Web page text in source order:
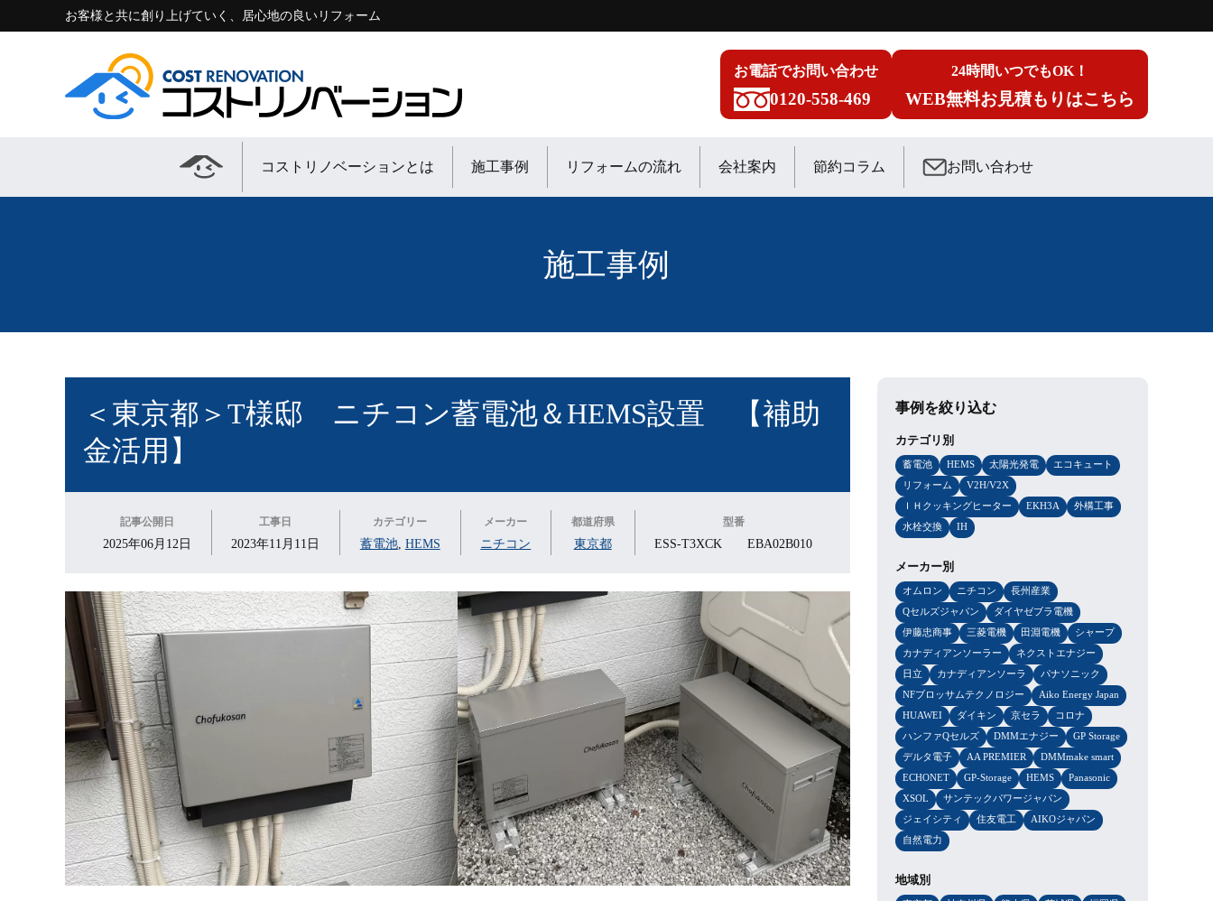
お客様と共に創り上げていく、居心地の良いリフォーム
お電話でお問い合わせ
0120-558-469
24時間いつでもOK！
WEB無料お見積もりはこちら
コストリノベーションとは 施工事例 リフォームの流れ 会社案内 節約コラム お問い合わせ
施工事例
＜東京都＞T様邸 ニチコン蓄電池＆HEMS設置 【補助
金活用】
記事公開日
2025年06月12日
工事日
2023年11月11日
カテゴリー
蓄電池, HEMS
メーカー
ニチコン
都道府県
東京都
型番
ESS-T3XCK EBA02B010
事例を絞り込む
カテゴリ別
蓄電池 HEMS 太陽光発電
エコキュート
リフォーム
V2H/V2X
ＩＨクッキングヒーター
EKH3A
外構工事
水栓交換
IH
メーカー別
オムロン ニチコン
長州産業
Qセルズジャパン
ダイヤゼブラ電機
伊藤忠商事
三菱電機 田淵電機
シャープ
カナディアンソーラー
ネクストエナジー
日立
カナディアンソーラ
パナソニック
NFブロッサムテクノロジー
Aiko Energy Japan
HUAWEI
ダイキン 京セラ
コロナ
ハンファQセルズ
DMMエナジー
GP Storage
デルタ電子
AA PREMIER
DMMmake smart
ECHONET
GP-Storage HEMS
Panasonic
XSOL
サンテックパワージャパン
ジェイシティ
住友電工
AIKOジャパン
自然電力
地域別